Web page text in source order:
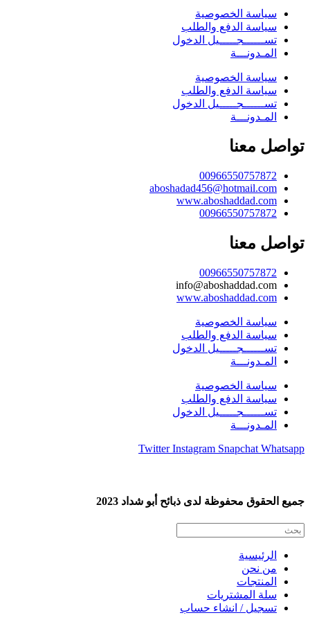
سياسة الخصوصية
سياسة الدفع والطلب
تســــــجـــــيل الدخول
المـدونـــة
سياسة الخصوصية
سياسة الدفع والطلب
تســــــجـــــيل الدخول
المـدونـــة
تواصل معنا
00966550757872
aboshadad456@hotmail.com
www.aboshaddad.com
00966550757872
تواصل معنا
00966550757872
info@aboshaddad.com
www.aboshaddad.com
سياسة الخصوصية
سياسة الدفع والطلب
تســــــجـــــيل الدخول
المـدونـــة
سياسة الخصوصية
سياسة الدفع والطلب
تســــــجـــــيل الدخول
المـدونـــة
Twitter Instagram Snapchat Whatsapp
جميع الحقوق محفوظة لدى ذبائح أبو شداد 2023
الرئيسية
من نحن
المنتجات
سلة المشتريات
تسجيل / انشاء حساب